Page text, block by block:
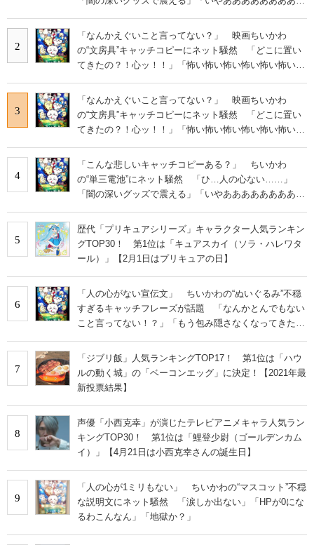
2
「なんかえぐいこと言ってない？」 映画ちいかわ
の“文房具”キャッチコピーにネット騒然 「どこに置い
てきたの？！心ッ！！」「怖い怖い怖い怖い怖い怖い怖
3
「なんかえぐいこと言ってない？」 映画ちいかわ
の“文房具”キャッチコピーにネット騒然 「どこに置い
てきたの？！心ッ！！」「怖い怖い怖い怖い怖い怖い怖
4
「こんな悲しいキャッチコピーある？」 ちいかわ
の“単三電池”にネット騒然 「ひ…人の心ない……」
「闇の深いグッズで震える」「いやあああああああああ
5
歴代「プリキュアシリーズ」キャラクター人気ランキン
グTOP30！ 第1位は「キュアスカイ（ソラ・ハレワタ
ール）」【2月1日はプリキュアの日】
6
「人の心がない宣伝文」 ちいかわの“ぬいぐるみ”不穏
すぎるキャッチフレーズが話題 「なんかとんでもない
こと言ってない！？」「もう包み隠さなくなってきた
7
「ジブリ飯」人気ランキングTOP17！ 第1位は「ハウ
ルの動く城」の「ベーコンエッグ」に決定！【2021年最
新投票結果】
8
声優「小西克幸」が演じたテレビアニメキャラ人気ラン
キングTOP30！ 第1位は「鯉登少尉（ゴールデンカム
イ）」【4月21日は小西克幸さんの誕生日】
9
「人の心が1ミリもない」 ちいかわの“マスコット”不穏
な説明文にネット騒然 「涙しか出ない」「HPが0にな
るわこんなん」「地獄か？」